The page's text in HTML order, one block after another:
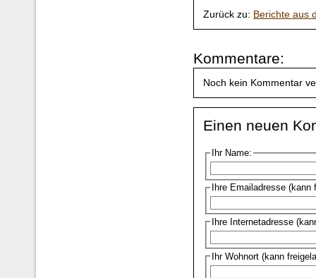
Zurück zu: Berichte aus
Kommentare:
Noch kein Kommentar
Einen neuen
Ihr Name:
Ihre Emailadresse
Ihre Internetadresse
Ihr Wohnort (kann